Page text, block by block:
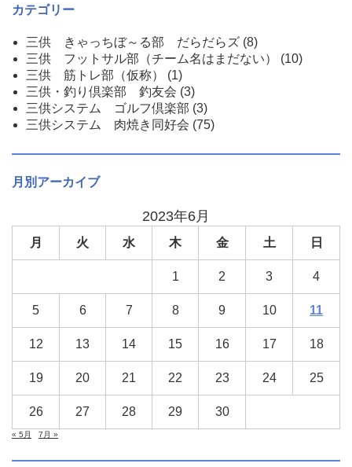
カテゴリー
三供 きゃっちぼ～る部 だらだらズ(8)
三供 フットサル部（チーム名はまだない）
(10)
三供 筋トレ部（仮称）
(1)
三供・釣り倶楽部 釣友会 (3)
三供システム ゴルフ倶楽部 (3)
三供システム 肉焼き同好会 (75)
月別アーカイブ
2023年6月
月 火 水 木 金 土 日
1 2 3 4
5 6 7 8 9 10 11
12 13 14 15 16 17 18
19 20 21 22 23 24 25
26 27 28 29 30
« 5月 7月 »